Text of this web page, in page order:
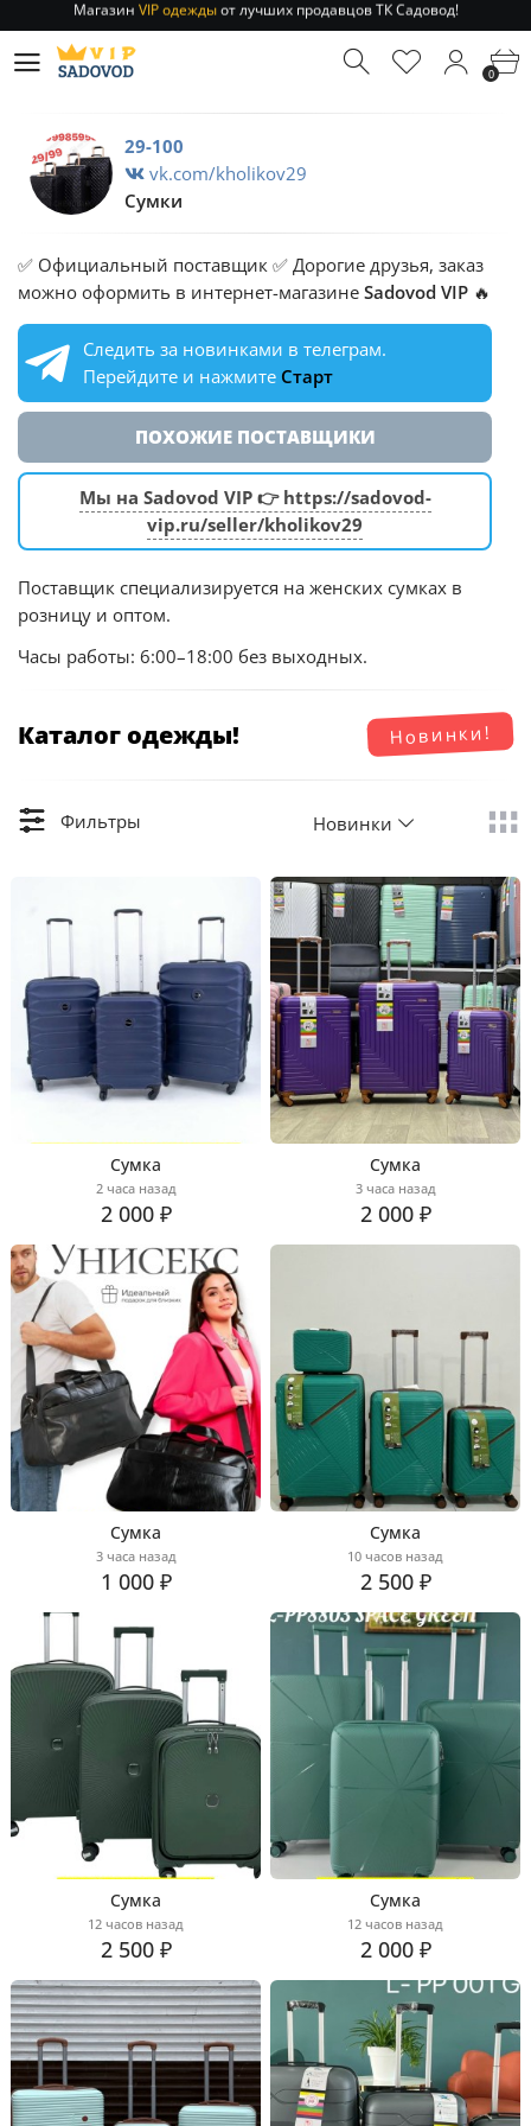
Отправление заказа 1-3 дняпо РФ и МСК!
Магазин
от лучших продавцов ТК Садовод!
Отправление заказа 1-3 дня по РФ и МСК! 0
29-100
vk.com/kholikov29
Сумки
✅ Официальный поставщик ✅ Дорогие друзья, заказ
можно оформить в интернет-магазине Sadovod VIP 🔥
Следить за новинками в телеграм.
Перейдите и нажмите Старт
ПОХОЖИЕ ПОСТАВЩИКИ
Мы на Sadovod VIP 👉 https://sadovod-
vip.ru/seller/kholikov29
Поставщик специализируется на женских сумках в
розницу и оптом.
Часы работы: 6:00–18:00 без выходных.
Новинки!
Каталог одежды!
Фильтры Новинки
Сумка
2 часа назад
2 000 ₽
Сумка
3 часа назад
2 000 ₽
Сумка
3 часа назад
1 000 ₽
Сумка
10 часов назад
2 500 ₽
Сумка
12 часов назад
2 500 ₽
Сумка
12 часов назад
2 000 ₽